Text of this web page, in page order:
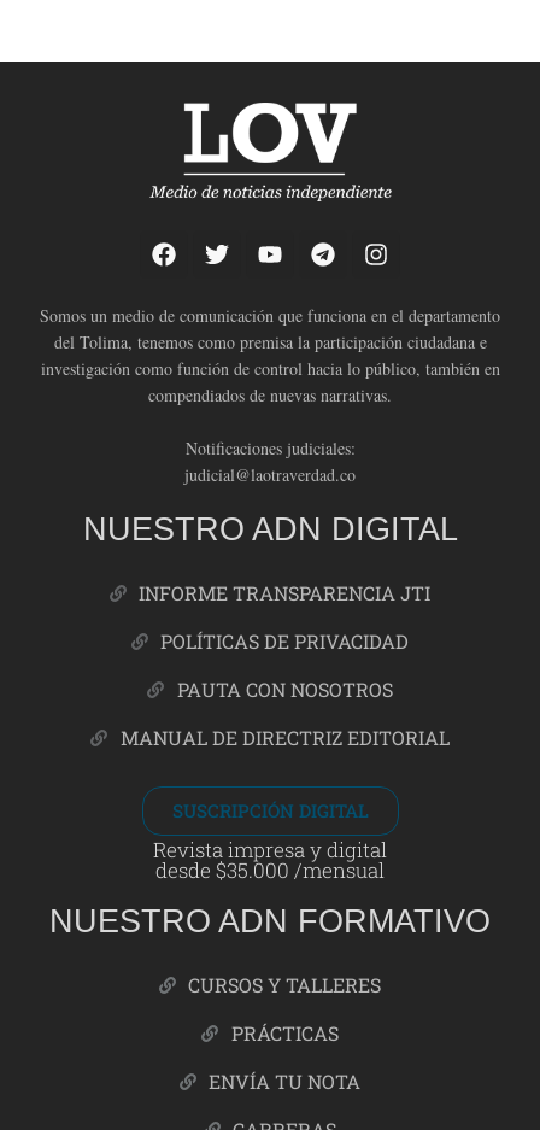
Somos un medio de comunicación que funciona en el departamento
del Tolima, tenemos como premisa la participación ciudadana e
investigación como función de control hacia lo público, también en
compendiados de nuevas narrativas.
Notificaciones judiciales:
judicial@laotraverdad.co
NUESTRO ADN DIGITAL
INFORME TRANSPARENCIA JTI
POLÍTICAS DE PRIVACIDAD
PAUTA CON NOSOTROS
MANUAL DE DIRECTRIZ EDITORIAL
SUSCRIPCIÓN DIGITAL
Revista impresa y digital
desde $35.000 /mensual
NUESTRO ADN FORMATIVO
CURSOS Y TALLERES
PRÁCTICAS
ENVÍA TU NOTA